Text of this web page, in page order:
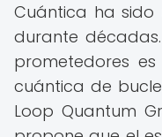
Cuántica ha
durante
prometedores
cuántica de
Loop Quantum